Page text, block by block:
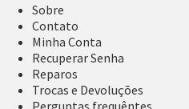
Sobre
Contato
Minha Conta
Recuperar Senha
Reparos
Trocas e Devoluções
Perguntas frequêntes